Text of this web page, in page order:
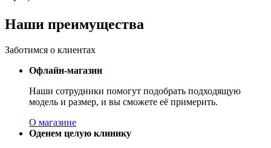
Наши преимущества
Заботимся о клиентах
Офлайн-магазин
Наши сотрудники помогут подобрать подходящую
модель и размер, и вы сможете её примерить.
О магазине
Оденем целую клинику